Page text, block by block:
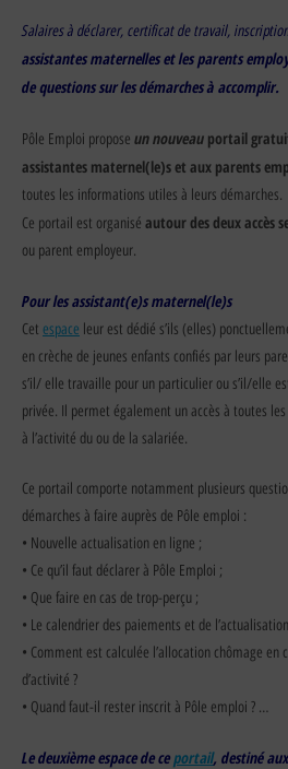
Salaires à déclarer, certificat de travail,
assistantes maternelles et les parents
de questions sur les démarches à accomplir.
Pôle Emploi propose un nouveau portail
assistantes maternel(le)s et aux parents
toutes les informations utiles à leurs démarches.
Ce portail est organisé autour des deux accès
ou parent employeur.
Pour les assistant(e)s maternel(le)s
Cet espace leur est dédié s’ils (elles)
en crèche de jeunes enfants confiés par leurs
s’il/ elle travaille pour un particulier ou s’il/elle
privée. Il permet également un accès à toutes
à l’activité du ou de la salariée.
Ce portail comporte notamment plusieurs
démarches à faire auprès de Pôle emploi :
• Nouvelle actualisation en ligne ;
• Ce qu’il faut déclarer à Pôle Emploi ;
• Que faire en cas de trop-perçu ;
• Le calendrier des paiements et de
• Comment est calculée l’allocation chômage en
d’activité ?
• Quand faut-il rester inscrit à Pôle emploi ? …
Le deuxième espace de ceportail, destiné